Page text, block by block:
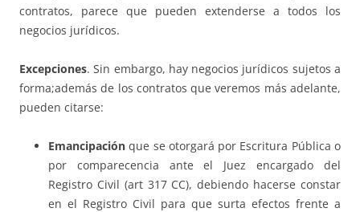
contratos, parece que pueden extenderse a todos los
negocios jurídicos.
Excepciones. Sin embargo, hay negocios jurídicos sujetos a
forma;además de los contratos que veremos más adelante,
pueden citarse:
Emancipación que se otorgará por Escritura Pública o
por comparecencia ante el Juez encargado del
Registro Civil (art 317 CC), debiendo hacerse constar
en el Registro Civil para que surta efectos frente a